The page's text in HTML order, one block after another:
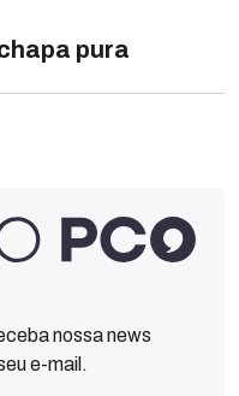
pura
nossa news
e-mail.